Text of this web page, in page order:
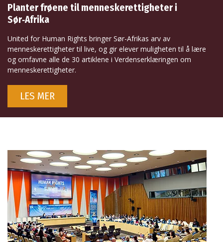
Planter frøene til menneskerettigheter i
Sør‑Afrika
United for Human Rights bringer Sør-Afrikas arv av
menneskerettigheter til live, og gir elever muligheten til å lære
og omfavne alle de 30 artiklene i Verdenserklæringen om
menneskerettigheter.
LES MER